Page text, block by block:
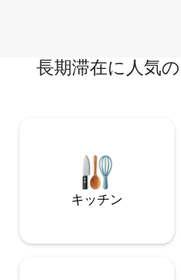
長期滞在に人気
キッチン